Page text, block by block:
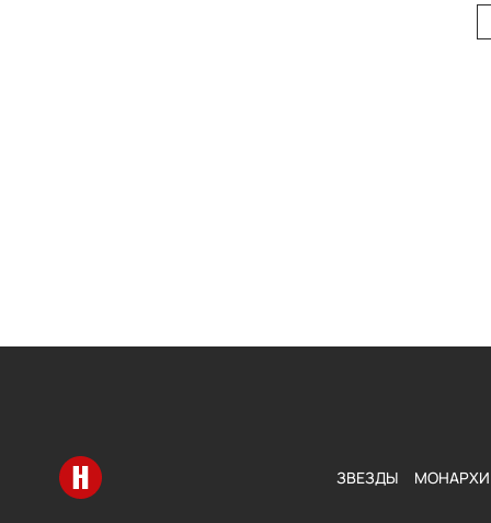
Перейти на главную ЗВЕЗДЫ МОНАРХИ